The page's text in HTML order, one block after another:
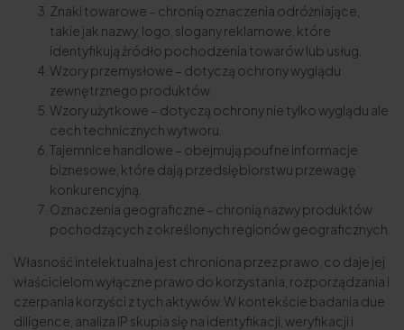
Znaki towarowe – chronią oznaczenia odróżniające,
takie jak nazwy, logo, slogany reklamowe, które
identyfikują źródło pochodzenia towarów lub usług.
Wzory przemysłowe – dotyczą ochrony wyglądu
zewnętrznego produktów.
Wzory użytkowe – dotyczą ochrony nie tylko wyglądu ale
cech technicznych wytworu.
Tajemnice handlowe – obejmują poufne informacje
biznesowe, które dają przedsiębiorstwu przewagę
konkurencyjną.
Oznaczenia geograficzne – chronią nazwy produktów
pochodzących z określonych regionów geograficznych.
Własność intelektualna jest chroniona przez prawo, co daje jej
właścicielom wyłączne prawo do korzystania, rozporządzania i
czerpania korzyści z tych aktywów. W kontekście badania due
diligence, analiza IP skupia się na identyfikacji, weryfikacji i